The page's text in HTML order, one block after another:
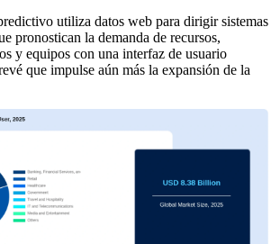
utiliza datos web para dirigir sistemas
pronostican la demanda de recursos,
y equipos con una interfaz de usuario
que impulse aún más la expansión de la